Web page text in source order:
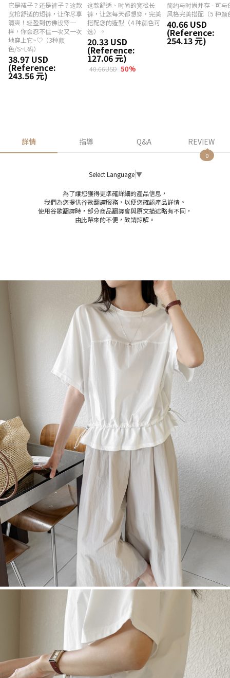
它是裙子？还是裤子？这款
宽松舒适的短裤，让你尽享
清爽！轻盈到仿佛没穿一
样，你会忍不住一次又一次
地穿上它~♡（3种颜
色/S~L码）
38.97 USD
(Reference:
243.56 元)
这款舒适、时尚的宽松长
裤，让您每天都想穿，完美
搭配您的造型（4 种颜色可
选）。
20.33 USD
(Reference:
127.06 元)
40.66USD 50%
简约与时尚并存 - 可与
风格完美搭配（5 种颜
40.66 USD
(Reference:
254.13 元)
詳情 指導 Q&A REVIEW
0
Select Language ▼
為了讓您獲得更準確詳細的產品信息，
我們為您提供谷歌翻譯服務，以便您確認產品詳情。
使用谷歌翻譯時，部分商品翻譯會與原文描述略有不同，
由此帶來的不便，敬請諒解。